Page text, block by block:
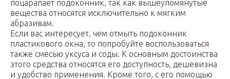
поцарапает подоконник, так как вышеупомянутые
вещества относятся исключительно к мягким
абразивам.
Если вас интересует, чем отмыть подоконник
пластикового окна, то попробуйте воспользоваться
также смесью уксуса и соды. К основным достоинства
этого средства относятся его доступность, дешевизна
и удобство применения. Кроме того, с его помощью